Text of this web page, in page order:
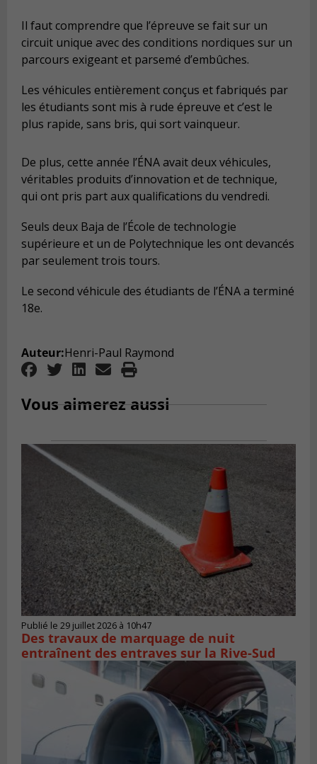
Il faut comprendre que l’épreuve se fait sur un
circuit unique avec des conditions nordiques sur un
parcours exigeant et parsemé d’embûches.
Les véhicules entièrement conçus et fabriqués par
les étudiants sont mis à rude épreuve et c’est le
plus rapide, sans bris, qui sort vainqueur.
De plus, cette année l’ÉNA avait deux véhicules,
véritables produits d’innovation et de technique,
qui ont pris part aux qualifications du vendredi.
Seuls deux Baja de l’École de technologie
supérieure et un de Polytechnique les ont devancés
par seulement trois tours.
Le second véhicule des étudiants de l’ÉNA a terminé
18e.
Auteur:Henri-Paul Raymond
Vous aimerez aussi
Publié le 29 juillet 2026 à 10h47
Des travaux de marquage de nuit
entraînent des entraves sur la Rive-Sud